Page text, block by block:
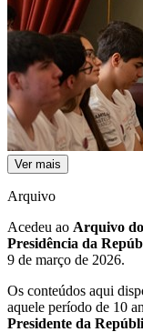
Ver mais
Arquivo
Acedeu ao Arquivo
Presidência da
9 de março de 2026.
Os conteúdos aqui
aquele período de 10
Presidente da